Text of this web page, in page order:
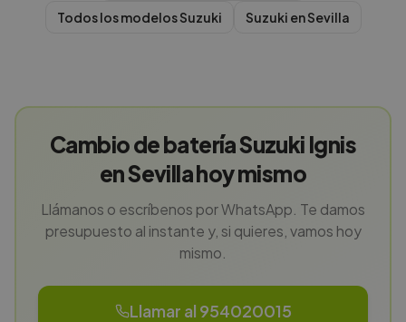
Todos los modelosSuzuki Suzuki enSevilla
Cambio de batería Suzuki Ignis
en Sevilla hoy mismo
Llámanos o escríbenos por WhatsApp. Te damos
presupuesto al instante y, si quieres, vamos hoy
mismo.
Llamar al 954020015